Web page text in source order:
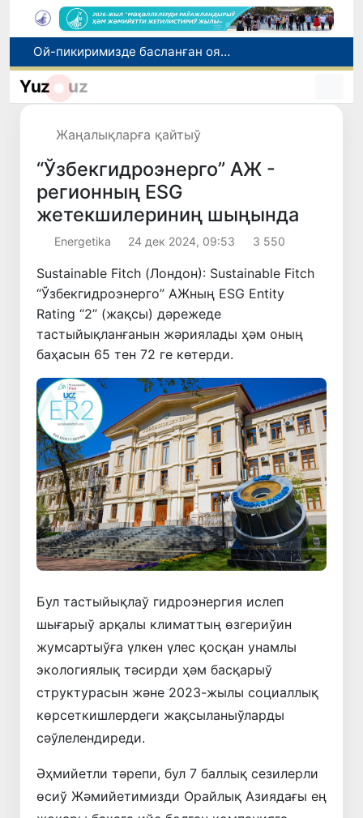
Ой-пикиримизде басланған ояныў жоқары шеклерге жетеклеп атыр
Өзбекстан мал гөши импортын арттырды: Ҳиндстан ҳәм Беларусь тийкарғы жеткерип бериўшилерге айланды
Июль айында Өзбекстанда азық-аўқат өнимлери баҳасының төменлеўи, айырым товарлар ҳәм хызметлер баҳасының өсиўи бақланды
Yuz uz
Жаңалықларға қайтыў
“Ўзбекгидроэнерго” АЖ -
регионның ESG
жетекшилериниң шыңында
Energetika 24 дек 2024, 09:53 3 550
Sustainable Fitch (Лондон): Sustainable Fitch
“Ўзбекгидроэнерго” АЖның ESG Entity
Rating “2” (жақсы) дәрежеде
тастыйықланғанын жәриялады ҳәм оның
баҳасын 65 тен 72 ге көтерди.
Бул тастыйықлаў гидроэнергия ислеп
шығарыў арқалы климаттың өзгериўин
жумсартыўға үлкен үлес қосқан унамлы
экологиялық тәсирди ҳәм басқарыў
структурасын және 2023-жылы социаллық
көрсеткишлердеги жақсыланыўларды
сәўлелендиреди.
Әҳмийетли тәрепи, бул 7 баллық сезилерли
өсиў Жәмийетимизди Орайлық Азиядағы ең